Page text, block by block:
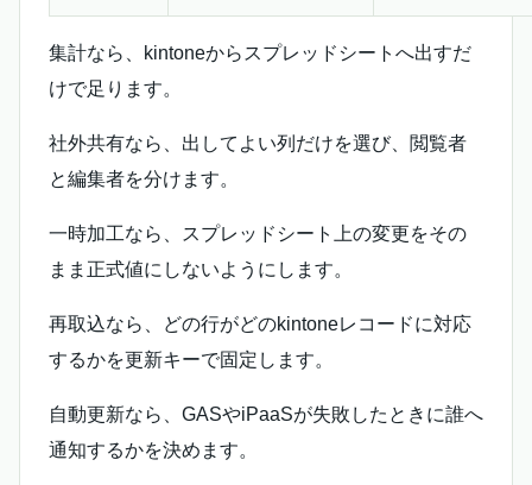
集計なら、kintoneからスプレッドシートへ出すだ
けで足ります。
社外共有なら、出してよい列だけを選び、閲覧者
と編集者を分けます。
一時加工なら、スプレッドシート上の変更をその
まま正式値にしないようにします。
再取込なら、どの行がどのkintoneレコードに対応
するかを更新キーで固定します。
自動更新なら、GASやiPaaSが失敗したときに誰へ
通知するかを決めます。